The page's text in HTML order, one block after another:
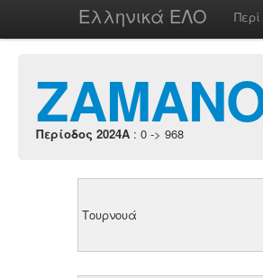
Ελληνικά ΕΛΟ Περί
Περίοδος 2024A : 0 -> 968
Τουρνουά